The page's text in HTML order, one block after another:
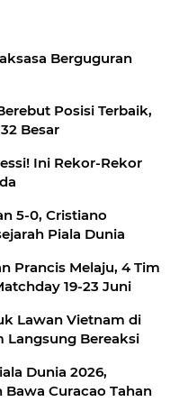
Berguguran
Posisi Terbaik,
Besar
Ini Rekor-Rekor
5-0, Cristiano
Piala Dunia
Prancis Melaju, 4 Tim
19-23 Juni
Lawan Vietnam di
Langsung Bereaksi
Dunia 2026,
Curacao Tahan